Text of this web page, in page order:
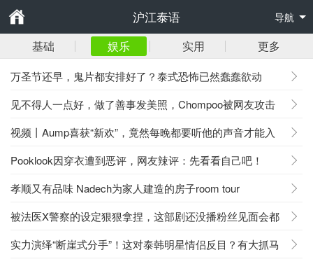
沪江泰语 导航
基础 娱乐 实用 更多
万圣节还早，鬼片都安排好了？泰式恐怖已然蠢蠢欲动
见不得人一点好，做了善事发美照，Chompoo被网友攻击
视频丨Aump喜获“新欢”，竟然每晚都要听他的声音才能入
睡？
Pooklook因穿衣遭到恶评，网友辣评：先看看自己吧！
孝顺又有品味 Nadech为家人建造的房子room tour
被法医X警察的设定狠狠拿捏，这部剧还没播粉丝见面会都
官宣了
实力演绎“断崖式分手”！这对泰韩明星情侣反目？有大抓马